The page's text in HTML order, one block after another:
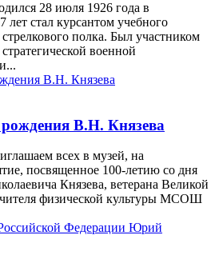
28 июля 1926 года в
стал курсантом учебного
полка. Был участником
военной
В.Н. Князева
всех в музей, на
посвященное 100-летию со дня
Князева, ветерана Великой
физической культуры МСОШ